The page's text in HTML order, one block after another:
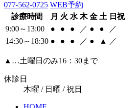
077-562-0725 WEB予約
診療時間
月 火 水 木 金 土 日祝
9:00～13:00
● ● ● ／ ● ●
／
14:30～18:30 ● ● ● ／ ● ▲ ／
▲ …土曜日のみ16：30まで
休診日
木曜 / 日曜 / 祝日